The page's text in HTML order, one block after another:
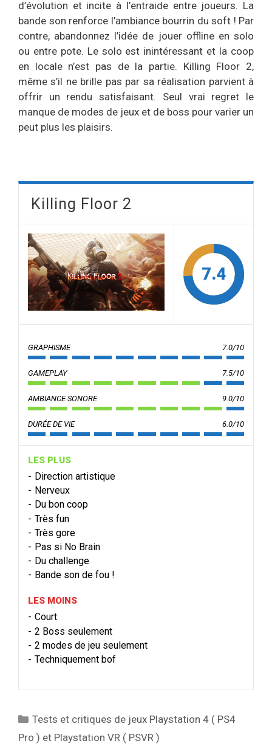
d’évolution et incite à l’entraide entre joueurs. La
bande son renforce l’ambiance bourrin du soft ! Par
contre, abandonnez l’idée de jouer offline en solo
ou entre pote. Le solo est inintéressant et la coop
en locale n’est pas de la partie. Killing Floor 2,
même s’il ne brille pas par sa réalisation parvient à
offrir un rendu satisfaisant. Seul vrai regret le
manque de modes de jeux et de boss pour varier un
peut plus les plaisirs.
Killing Floor 2
7.4
GRAPHISME 7.0/10
GAMEPLAY 7.5/10
AMBIANCE SONORE 9.0/10
DURÉE DE VIE 6.0/10
LES PLUS
Direction artistique
Nerveux
Du bon coop
Très fun
Très gore
Pas si No Brain
Du challenge
Bande son de fou !
LES MOINS
Court
2 Boss seulement
2 modes de jeu seulement
Techniquement bof
Catégories
Tests et critiques de jeux Playstation 4 ( PS4
Pro ) et Playstation VR ( PSVR )